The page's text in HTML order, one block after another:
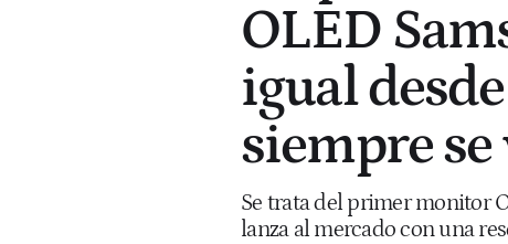
OLED
igual
siempre
Se trata del primer monitor
lanza al mercado con una